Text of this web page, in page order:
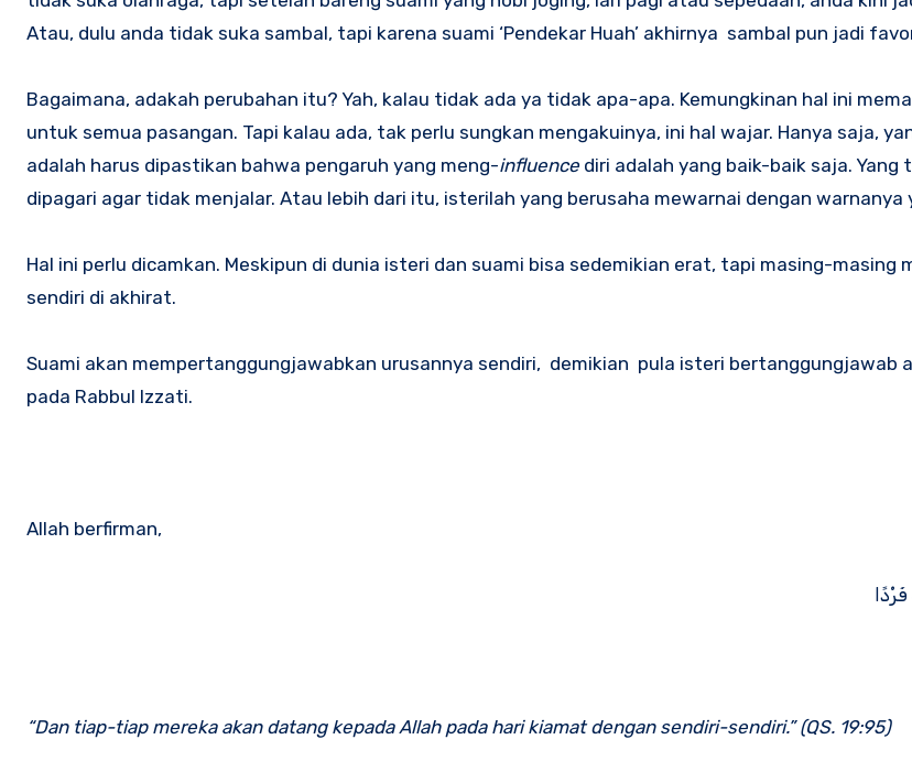
Atau, dulu anda tidak suka sambal, tapi karena suami ‘Pendekar Huah’ akhirnya sambal pun jadi
Bagaimana, adakah perubahan itu? Yah, kalau tidak ada ya tidak apa-apa. Kemungkinan hal ini
untuk semua pasangan. Tapi kalau ada, tak perlu sungkan mengakuinya, ini hal wajar. Hanya saja,
adalah harus dipastikan bahwa pengaruh yang meng-influence diri adalah yang baik-baik saja. Yang
dipagari agar tidak menjalar. Atau lebih dari itu, isterilah yang berusaha mewarnai dengan warnanya
Hal ini perlu dicamkan. Meskipun di dunia isteri dan suami bisa sedemikian erat, tapi masing-masing
sendiri di akhirat.
Suami akan mempertanggungjawabkan urusannya sendiri, demikian pula isteri bertanggungjawab
pada Rabbul Izzati.
Allah berfirman,
“Dan tiap-tiap mereka akan datang kepada Allah pada hari kiamat dengan sendiri-sendiri.” (QS. 19:95)